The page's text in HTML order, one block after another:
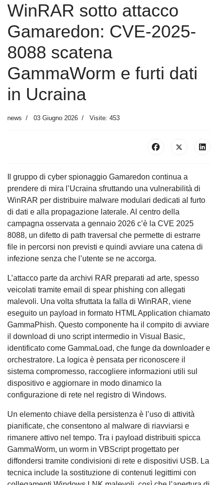
WinRAR sotto attacco
Gamaredon: CVE-2025-
8088 scatena
GammaWorm e furti dati
in Ucraina
news 03 Giugno 2026 Visite: 453
Il gruppo di cyber spionaggio Gamaredon continua a
prendere di mira l’Ucraina sfruttando una vulnerabilità di
WinRAR per distribuire malware modulari dedicati al furto
di dati e alla propagazione laterale. Al centro della
campagna osservata a gennaio 2026 c’è la CVE 2025
8088, un difetto di path traversal che permette di estrarre
file in percorsi non previsti e quindi avviare una catena di
infezione senza che l’utente se ne accorga.
L’attacco parte da archivi RAR preparati ad arte, spesso
veicolati tramite email di spear phishing con allegati
malevoli. Una volta sfruttata la falla di WinRAR, viene
eseguito un payload in formato HTML Application chiamato
GammaPhish. Questo componente ha il compito di avviare
il download di uno script intermedio in Visual Basic,
identificato come GammaLoad, che funge da downloader e
orchestratore. La logica è pensata per riconoscere il
sistema compromesso, raccogliere informazioni utili sul
dispositivo e aggiornare in modo dinamico la
configurazione di rete nel registro di Windows.
Un elemento chiave della persistenza è l’uso di attività
pianificate, che consentono al malware di riavviarsi e
rimanere attivo nel tempo. Tra i payload distribuiti spicca
GammaWorm, un worm in VBScript progettato per
diffondersi tramite condivisioni di rete e dispositivi USB. La
tecnica include la sostituzione di contenuti legittimi con